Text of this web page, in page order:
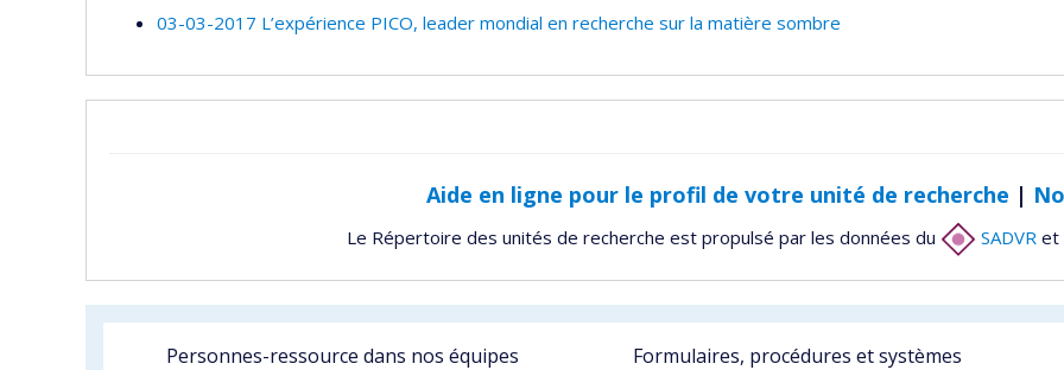
03-03-2017 L’expérience PICO, leader mondial en recherche sur la matière sombre
Aide en ligne pour le profil de votre unité de recherche |
Le Répertoire des unités de recherche est propulsé par les données du SADVR et
Personnes-ressource dans nos équipes Formulaires, procédures et systèmes